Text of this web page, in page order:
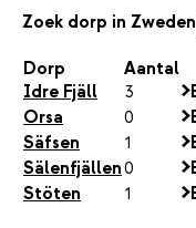
Zoek dorp in Zweden
Dorp
Aantal
Idre Fjäll
3
Orsa
0
Säfsen
1
Sälenfjällen0
Stöten
1